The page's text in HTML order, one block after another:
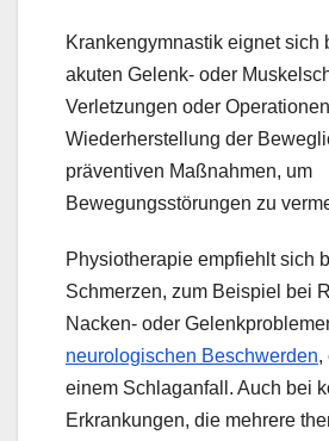
Krankengymnastik eignet sich
akuten Gelenk- oder
Verletzungen oder
Wiederherstellung der
präventiven Maßnahmen, um
Bewegungsstörungen zu
Physiotherapie empfiehlt sich
Schmerzen, zum Beispiel bei
Nacken- oder
neurologischen Beschwerden,
einem Schlaganfall. Auch bei
Erkrankungen, die mehrere